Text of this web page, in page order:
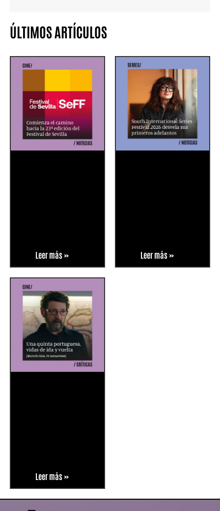
ÚLTIMOS ARTÍCULOS
Leer más » Leer más »
Leer más »